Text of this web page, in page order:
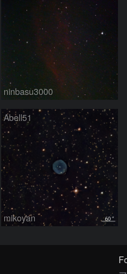
ninbasu3000
Abell51
mikoyan